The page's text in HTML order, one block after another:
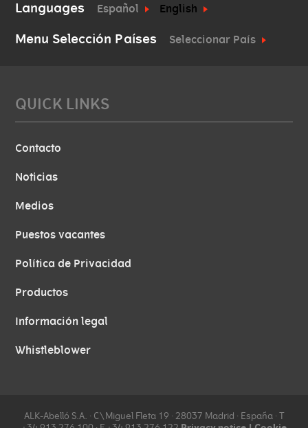
Languages Español English
Menu Selección Países Seleccionar País
QUICK LINKS
Contacto
Noticias
Medios
Puestos vacantes
Política de Privacidad
Productos
Información legal
Whistleblower
ALK-Abelló S.A. ∙ C\Miguel Fleta 19 ∙ 28037 Madrid ∙ España ∙ T